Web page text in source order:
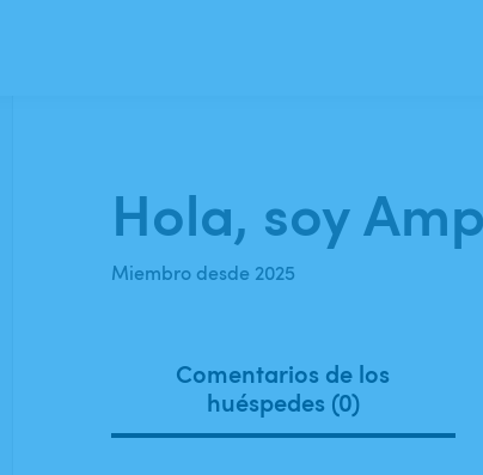
Hola, soy
Miembro desde 2025
Comentarios de los
huéspedes (0)